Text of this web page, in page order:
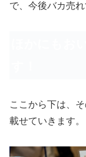
で、今後バカ売
ここから下は、
載せていきます。